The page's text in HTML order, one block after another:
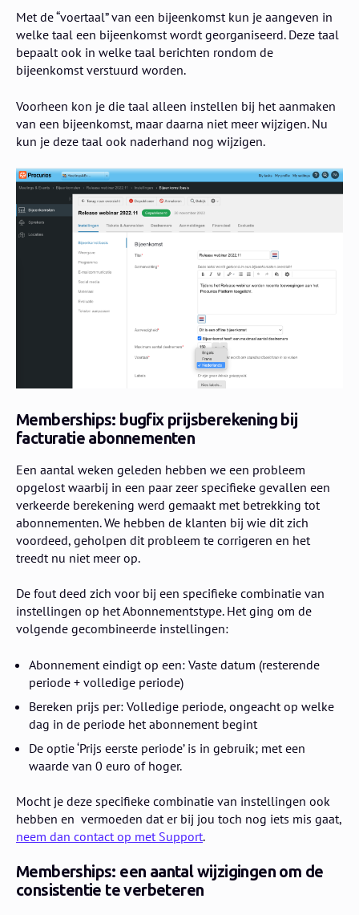
Met de “voertaal” van een bijeenkomst kun je aangeven in
welke taal een bijeenkomst wordt georganiseerd. Deze taal
bepaalt ook in welke taal berichten rondom de
bijeenkomst verstuurd worden.
Voorheen kon je die taal alleen instellen bij het aanmaken
van een bijeenkomst, maar daarna niet meer wijzigen. Nu
kun je deze taal ook naderhand nog wijzigen.
Memberships: bugfix prijsberekening bij
facturatie abonnementen
Een aantal weken geleden hebben we een probleem
opgelost waarbij in een paar zeer specifieke gevallen een
verkeerde berekening werd gemaakt met betrekking tot
abonnementen. We hebben de klanten bij wie dit zich
voordeed, geholpen dit probleem te corrigeren en het
treedt nu niet meer op.
De fout deed zich voor bij een specifieke combinatie van
instellingen op het Abonnementstype. Het ging om de
volgende gecombineerde instellingen:
Abonnement eindigt op een: Vaste datum (resterende
periode + volledige periode)
Bereken prijs per: Volledige periode, ongeacht op welke
dag in de periode het abonnement begint
De optie ‘Prijs eerste periode’ is in gebruik; met een
waarde van 0 euro of hoger.
Mocht je deze specifieke combinatie van instellingen ook
hebben en vermoeden dat er bij jou toch nog iets mis gaat,
neem dan contact op met Support.
Memberships: een aantal wijzigingen om de
consistentie te verbeteren